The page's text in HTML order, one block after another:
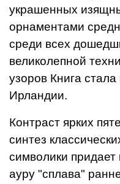
украшенных
орнаментами
среди всех
великолепной
узоров Книга
Ирландии.
Контраст ярких
синтез
символики
ауру "сплава"